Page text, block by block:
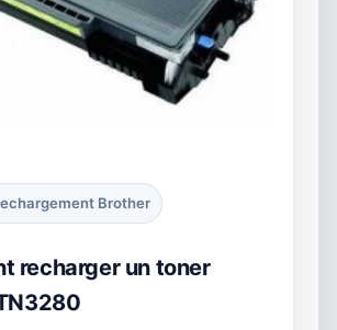
Brother
recharger un toner